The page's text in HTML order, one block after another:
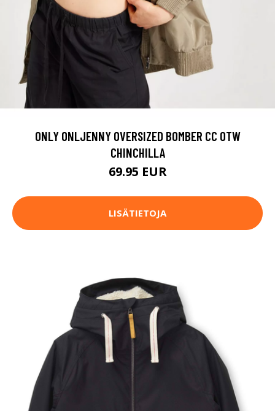
ONLY ONLJENNY OVERSIZED BOMBER CC OTW
CHINCHILLA
69.95 EUR
LISÄTIETOJA